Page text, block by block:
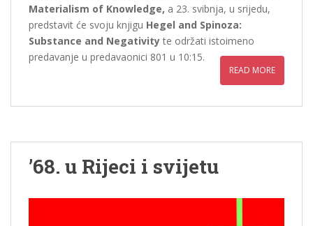
Materialism of Knowledge, a 23. svibnja, u srijedu,
predstavit će svoju knjigu Hegel and Spinoza:
Substance and Negativity te održati istoimeno
predavanje u predavaonici 801 u 10:15.
READ MORE
’68. u Rijeci i svijetu